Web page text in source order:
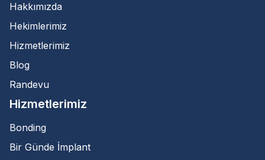
Hakkımızda
Hekimlerimiz
Hizmetlerimiz
Blog
Randevu
Hizmetlerimiz
Bonding
Bir Günde İmplant